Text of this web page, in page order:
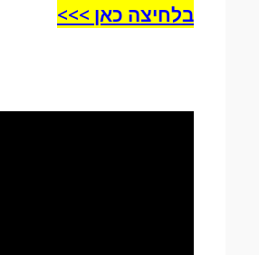
בלחיצה כאן >>>​